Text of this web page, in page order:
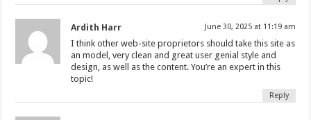
Ardith Harr June 30, 2025 at 11:19 am
I think other web-site proprietors should take this site as
an model, very clean and great user genial style and
design, as well as the content. You’re an expert in this
topic!
Reply